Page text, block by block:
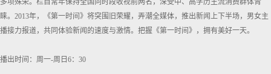
多项殊荣。栏目常年保持全国同时段收视前两名，深受中、高学历主流消费群体青
睐。2013年，《第一时间》将突围旧荣耀，弄潮全媒体，推出新闻上下半场，男女主
播接力报道，共同体验新闻的速度与激情。把握《第一时间》，拥有美好一天。
播出时间：周一-周日6：30